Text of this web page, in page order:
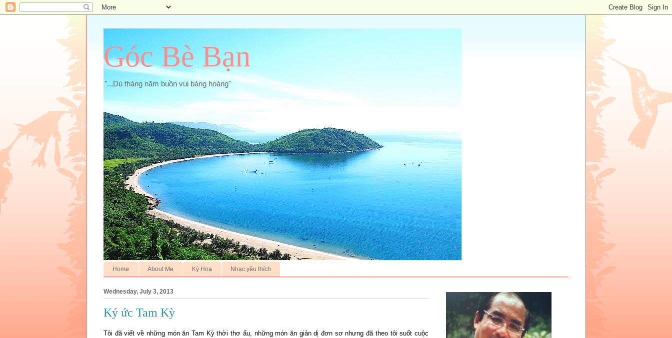
Góc Bè Bạn
"...Dù tháng năm buồn vui bàng hoàng"
Home About Me Ký Hoạ Nhạc yêu thích
Wednesday, July 3, 2013
Ký ức Tam Kỳ
Tôi đã viết về những món ăn Tam Kỳ thời thơ ấu, những món ăn giản dị đơn sơ nhưng đã theo tôi suốt cuộc